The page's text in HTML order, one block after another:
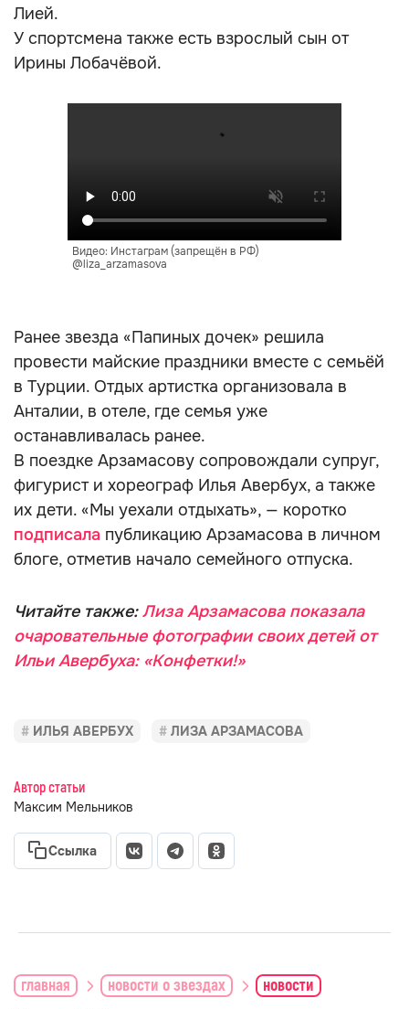
Лией.
У спортсмена также есть взрослый сын от
Ирины Лобачёвой.
Видео: Инстаграм (запрещён в РФ)
@liza_arzamasova
Ранее звезда «Папиных дочек» решила
провести майские праздники вместе с семьёй
в Турции. Отдых артистка организовала в
Анталии, в отеле, где семья уже
останавливалась ранее.
В поездке Арзамасову сопровождали супруг,
фигурист и хореограф Илья Авербух, а также
их дети. «Мы уехали отдыхать», — коротко
подписала публикацию Арзамасова в личном
блоге, отметив начало семейного отпуска.
Читайте также:Лиза Арзамасова показала
очаровательные фотографии своих детей от
Ильи Авербуха: «Конфетки!»
ИЛЬЯ АВЕРБУХ ЛИЗА АРЗАМАСОВА
Автор статьи
Максим Мельников
Ссылка
главная новости о звездах новости